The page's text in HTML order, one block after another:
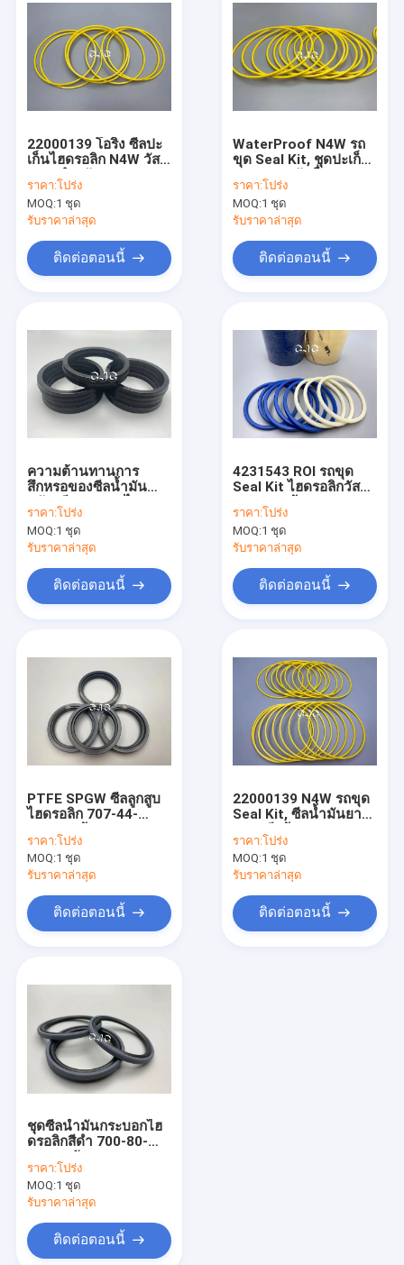
รายการ VR
เกี่ยวกับเรา
การควบคุมคุณภาพ
ติดต่อเรา
ข่าว
บล็อก
ชุดซีลกระบอกไฮดรอลิก
ชุดซีลมอเตอร์ไฮดรอลิก
ชุดซีลวาล์วควบคุม
ชุดซีลข้อต่อกลาง
ตัวดันวาล์ว
ชุดซีลขุด
ติดตาม Adjuster Seal Kit
ซีลน้ำมันโครงกระดูก
ซีลน้ำมันลอยน้ำ
กีลเหล็กเบา
22000139 โอริง ซีลปะ
เก็นไฮดรอลิก N4W วัสดุ
NBR สำหรับ DH280
ราคา:โปร่ง
MOQ:1 ชุด
รับราคาล่าสุด
ติดต่อตอนนี้
WaterProof N4W รถ
ขุด Seal Kit, ชุดปะเก็
นวงแหวนกันลื่น
22000139
ราคา:โปร่ง
MOQ:1 ชุด
รับราคาล่าสุด
ติดต่อตอนนี้
ความต้านทานการ
สึกหรอของซีลน้ำมัน
หลัก, ซีลกระบอกไฮดรอ
ลิกความแม่นยำสูง Pu
Material
ราคา:โปร่ง
MOQ:1 ชุด
รับราคาล่าสุด
ติดต่อตอนนี้
4231543 ROI รถขุด
Seal Kit ไฮดรอลิกวัสดุ
PU ความต้านทานสูง
ราคา:โปร่ง
MOQ:1 ชุด
รับราคาล่าสุด
ติดต่อตอนนี้
PTFE SPGW ซีลลูกสูบ
ไฮดรอลิก 707-44-
ต้านทานแรงดัน
ราคา:โปร่ง
MOQ:1 ชุด
รับราคาล่าสุด
ติดต่อตอนนี้
22000139 N4W รถขุด
Seal Kit, ซีลน้ำมันยาง
ต้านทานการสึกหรอ
ราคา:โปร่ง
MOQ:1 ชุด
รับราคาล่าสุด
ติดต่อตอนนี้
ชุดซีลน้ำมันกระบอกไฮ
ดรอลิกสีดำ 700-80-
ราคา:โปร่ง
MOQ:1 ชุด
รับราคาล่าสุด
ติดต่อตอนนี้